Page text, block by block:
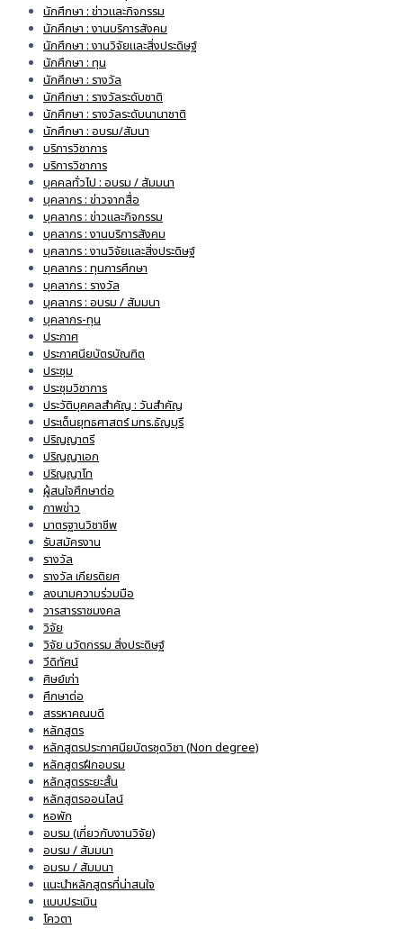
นักศึกษา : ข่าวและกิจกรรม
นักศึกษา : งานบริการสังคม
นักศึกษา : งานวิจัยและสิ่งประดิษฐ์
นักศึกษา : ทุน
นักศึกษา : รางวัล
นักศึกษา : รางวัลระดับชาติ
นักศึกษา : รางวัลระดับนานาชาติ
นักศึกษา : อบรม/สัมนา
บริการวิชาการ
บริการวิชาการ
บุคคลทั่วไป : อบรม / สัมมนา
บุคลากร : ข่าวจากสื่อ
บุคลากร : ข่าวและกิจกรรม
บุคลากร : งานบริการสังคม
บุคลากร : งานวิจัยและสิ่งประดิษฐ์
บุคลากร : ทุนการศึกษา
บุคลากร : รางวัล
บุคลากร : อบรม / สัมมนา
บุคลากร-ทุน
ประกาศ
ประกาศนียบัตรบัณฑิต
ประชุม
ประชุมวิชาการ
ประวัติบุคคลสำคัญ : วันสำคัญ
ประเด็นยุทธศาสตร์ มทร.ธัญบุรี
ปริญญาตรี
ปริญญาเอก
ปริญญาโท
ผู้สนใจศึกษาต่อ
ภาพข่าว
มาตรฐานวิชาชีพ
รับสมัครงาน
รางวัล
รางวัล เกียรติยศ
ลงนามความร่วมมือ
วารสารราชมงคล
วิจัย
วิจัย นวัตกรรม สิ่งประดิษฐ์
วีดิทัศน์
ศิษย์เก่า
ศึกษาต่อ
สรรหาคณบดี
หลักสูตร
หลักสูตรประกาศนียบัตรชุดวิชา (Non degree)
หลักสูตรฝึกอบรม
หลักสูตรระยะสั้น
หลักสูตรออนไลน์
หอพัก
อบรม (เกี่ยวกับงานวิจัย)
อบรม / สัมมนา
อมรม / สัมมนา
แนะนำหลักสูตรที่น่าสนใจ
แบบประเมิน
โควตา